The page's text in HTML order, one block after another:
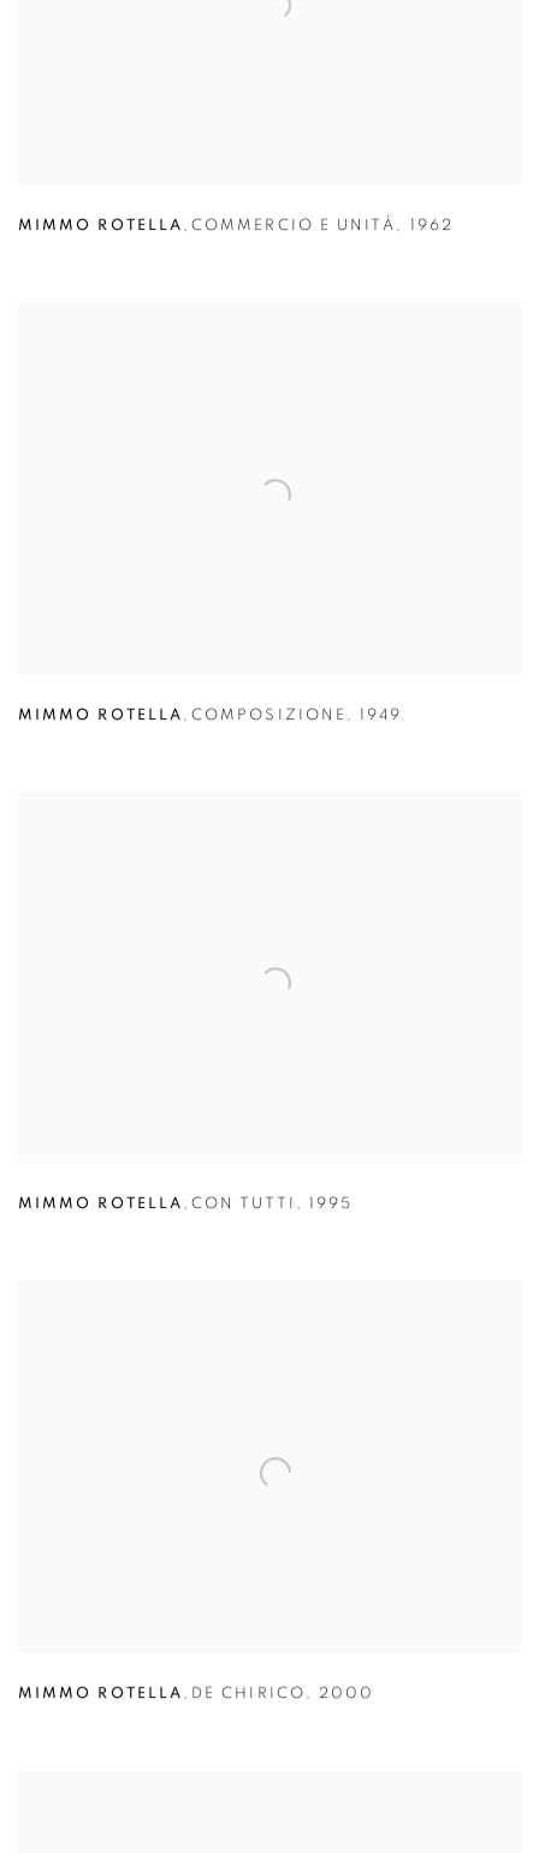
MIMMO ROTELLA ,COMMERCIO E UNITÀ , 1962
MIMMO ROTELLA ,COMPOSIZIONE , 1949
MIMMO ROTELLA ,CON TUTTI , 1995
MIMMO ROTELLA , DE CHIRICO , 2000